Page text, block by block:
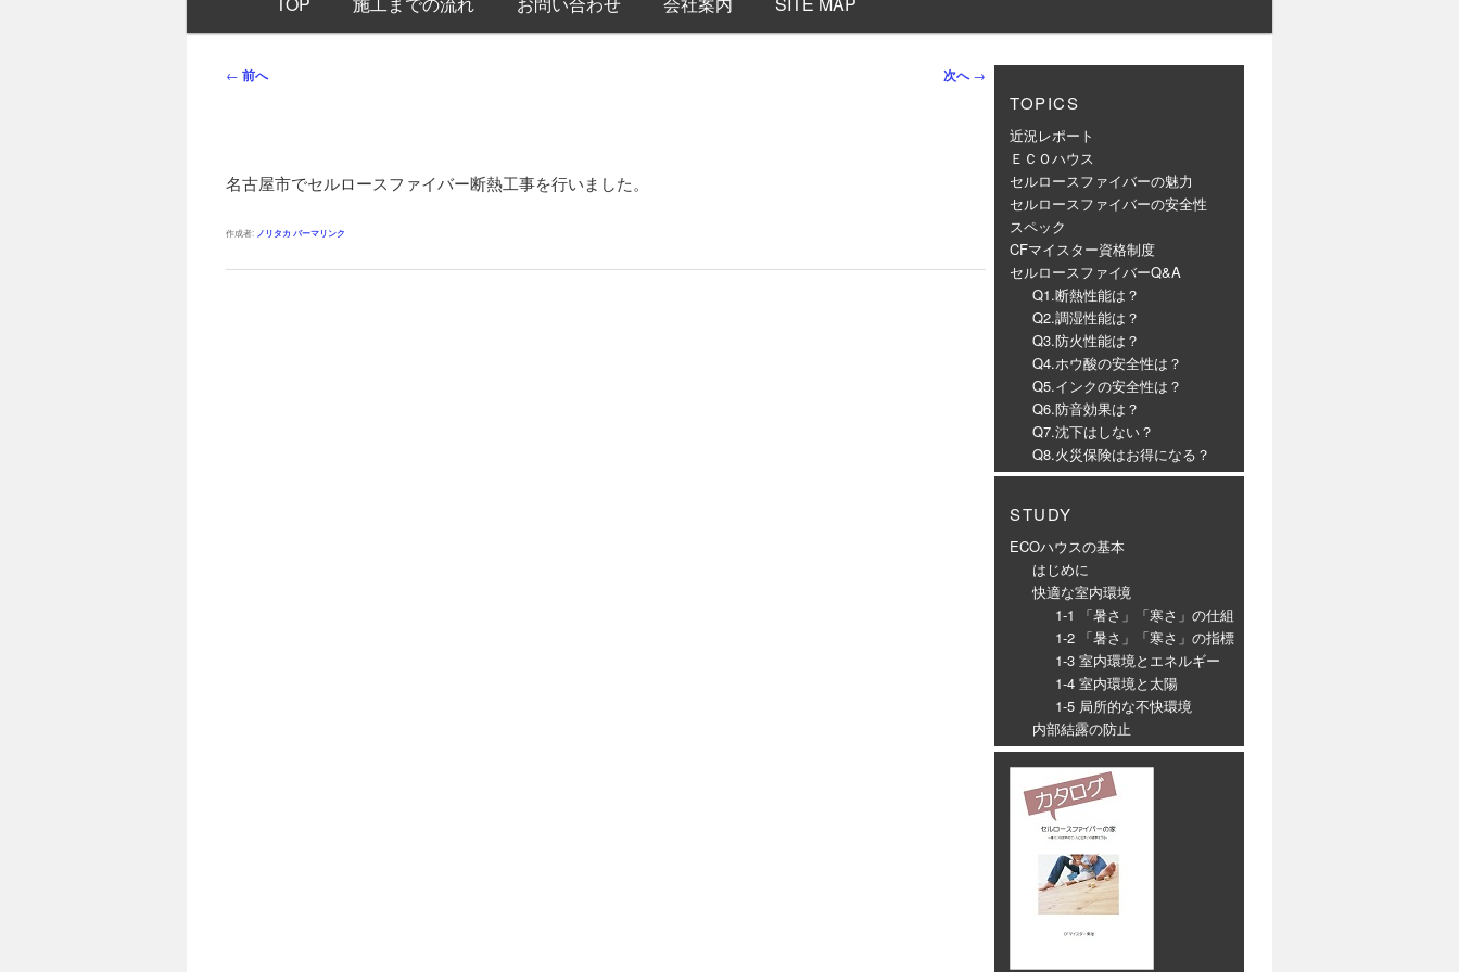
ン
投
ゲ
シ
← 前へ 次へ→
名古屋市でセルロースファイバー断熱工事を行いました。
作成者: ノリタカ パーマリンク
TOPICS
近況レポート
ＥＣＯハウス
セルロースファイバーの魅力
セルロースファイバーの安全性
スペック
CFマイスター資格制度
セルロースファイバーQ&A
Q1.断熱性能は？
Q2.調湿性能は？
Q3.防火性能は？
Q4.ホウ酸の安全性は？
Q5.インクの安全性は？
Q6.防音効果は？
Q7.沈下はしない？
Q8.火災保険はお得になる？
STUDY
ECOハウスの基本
はじめに
快適な室内環境
1-1 「暑さ」「寒さ」の仕組
1-2 「暑さ」「寒さ」の指標
1-3 室内環境とエネルギー
1-4 室内環境と太陽
1-5 局所的な不快環境
内部結露の防止